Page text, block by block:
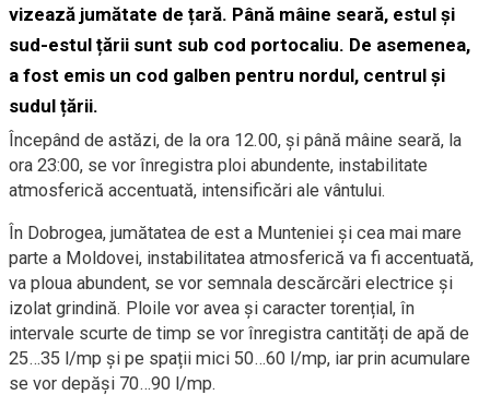
vizează jumătate de țară. Până mâine seară, estul și
sud-estul țării sunt sub cod portocaliu. De asemenea,
a fost emis un cod galben pentru nordul, centrul și
sudul țării.
Începând de astăzi, de la ora 12.00, și până mâine seară, la
ora 23:00, se vor înregistra ploi abundente, instabilitate
atmosferică accentuată, intensificări ale vântului.
În Dobrogea, jumătatea de est a Munteniei și cea mai mare
parte a Moldovei, instabilitatea atmosferică va fi accentuată,
va ploua abundent, se vor semnala descărcări electrice și
izolat grindină. Ploile vor avea și caracter torențial, în
intervale scurte de timp se vor înregistra cantități de apă de
25…35 l/mp și pe spații mici 50…60 l/mp, iar prin acumulare
se vor depăși 70…90 l/mp.